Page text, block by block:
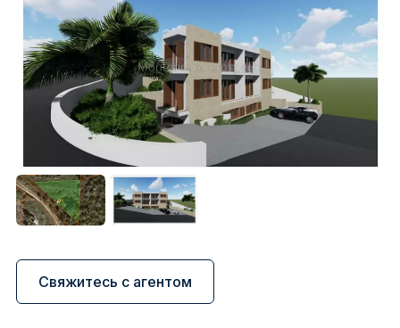
Свяжитесь с агентом